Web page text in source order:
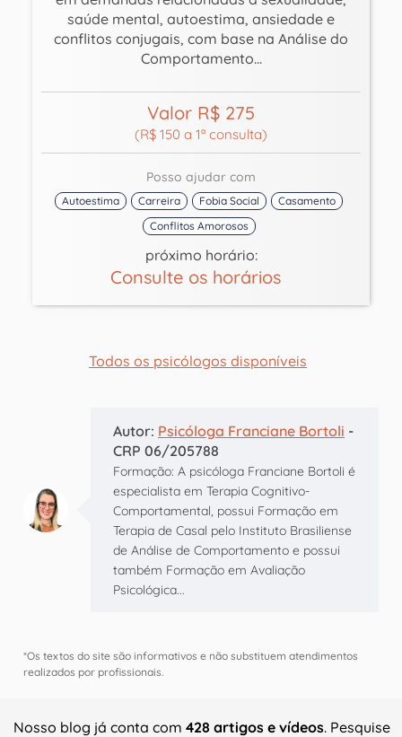
saúde mental, autoestima, ansiedade e
conflitos conjugais, com base na Análise do
Comportamento...
Valor R$ 275
(R$ 150 a 1ª consulta)
Posso ajudar com
Autoestima Carreira Fobia Social
Casamento
Conflitos Amorosos
próximo horário:
Consulte os horários
Todos os psicólogos disponíveis
Autor: Psicóloga Franciane Bortoli -
CRP 06/205788
Formação: A psicóloga Franciane Bortoli é
especialista em Terapia Cognitivo-
Comportamental, possui Formação em
Terapia de Casal pelo Instituto Brasiliense
de Análise de Comportamento e possui
também Formação em Avaliação
Psicológica...
*Os textos do site são informativos e não substituem atendimentos
realizados por profissionais.
Nosso blog já conta com 428 artigos e vídeos. Pesquise